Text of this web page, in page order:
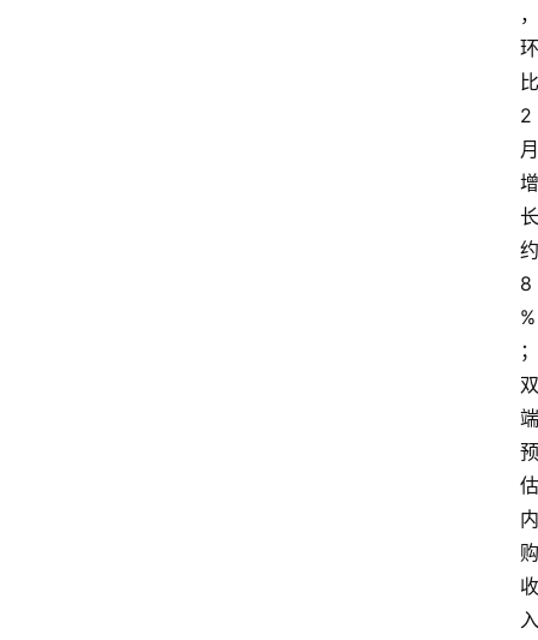
，
环
比
2
月
增
长
约
8
%
；
双
端
预
估
内
购
收
入